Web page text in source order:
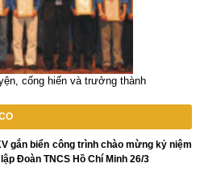
cống hiến và trưởng thành
gắn biển công trình chào mừng kỷ niệm
Đoàn TNCS Hồ Chí Minh 26/3